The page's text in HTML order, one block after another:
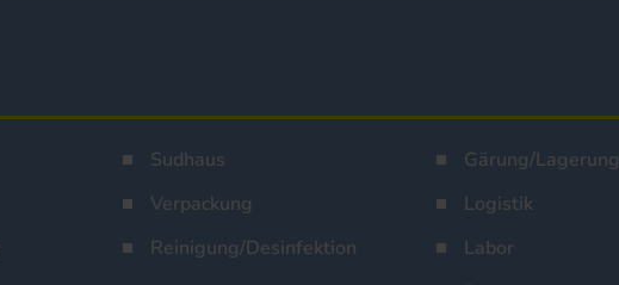
Sudhaus Gärung/Lagerung
Verpackung Logistik
Reinigung/Desinfektion Labor